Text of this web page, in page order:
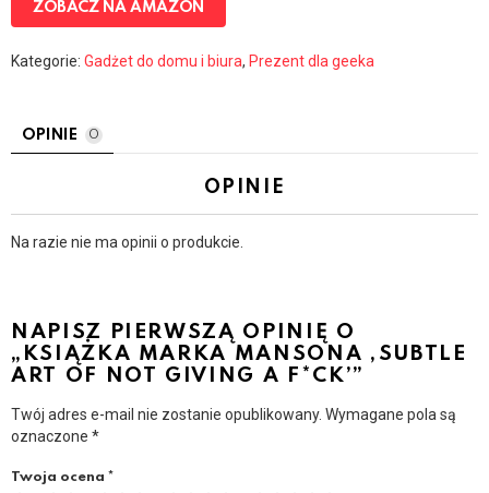
ZOBACZ NA AMAZON
Kategorie: Gadżet do domu i biura, Prezent dla geeka
OPINIE 0
OPINIE
Na razie nie ma opinii o produkcie.
NAPISZ PIERWSZĄ OPINIĘ O
„KSIĄŻKA MARKA MANSONA ‚SUBTLE
ART OF NOT GIVING A F*CK’”
Twój adres e-mail nie zostanie opublikowany. Wymagane pola są
oznaczone *
Twoja ocena *